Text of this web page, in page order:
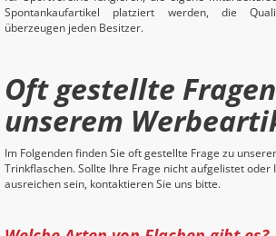
Spontankaufartikel platziert werden, die
überzeugen jeden Besitzer.
Oft gestellte
unserem
Im Folgenden finden Sie oft gestellte Frage zu
Trinkflaschen. Sollte Ihre Frage nicht aufgelistet oder
ausreichen sein, kontaktieren Sie uns bitte.